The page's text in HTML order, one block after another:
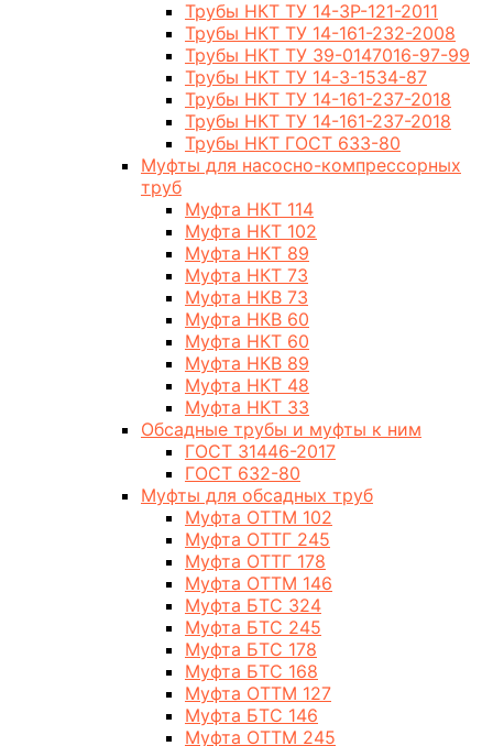
Трубы НКТ ТУ 14-3Р-121-2011
Трубы НКТ ТУ 14-161-232-2008
Трубы НКТ ТУ 39-0147016-97-99
Трубы НКТ ТУ 14-3-1534-87
Трубы НКТ ТУ 14-161-237-2018
Трубы НКТ ТУ 14-161-237-2018
Трубы НКТ ГОСТ 633-80
Муфты для насосно-компрессорных
труб
Муфта НКТ 114
Муфта НКТ 102
Муфта НКТ 89
Муфта НКТ 73
Муфта НКВ 73
Муфта НКВ 60
Муфта НКТ 60
Муфта НКВ 89
Муфта НКТ 48
Муфта НКТ 33
Обсадные трубы и муфты к ним
ГОСТ 31446-2017
ГОСТ 632-80
Муфты для обсадных труб
Муфта ОТТМ 102
Муфта ОТТГ 245
Муфта ОТТГ 178
Муфта ОТТМ 146
Муфта БТС 324
Муфта БТС 245
Муфта БТС 178
Муфта БТС 168
Муфта ОТТМ 127
Муфта БТС 146
Муфта ОТТМ 245